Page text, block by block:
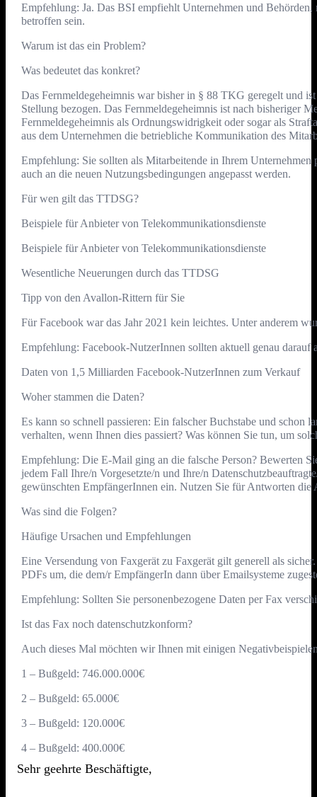
Empfehlung: Ja. Das BSI empfiehlt Unternehmen und
betroffen sein.
Warum ist das ein Problem?
Was bedeutet das konkret?
Das Fernmeldegeheimnis war bisher in § 88 TKG geregelt und
Stellung bezogen. Das Fernmeldegeheimnis ist nach bisheriger
Fernmeldegeheimnis als Ordnungswidrigkeit oder sogar als
aus dem Unternehmen die betriebliche Kommunikation des
Empfehlung: Sie sollten als Mitarbeitende in Ihrem
auch an die neuen Nutzungsbedingungen angepasst werden.
Für wen gilt das TTDSG?
Beispiele für Anbieter von Telekommunikationsdienste
Beispiele für Anbieter von Telekommunikationsdienste
Wesentliche Neuerungen durch das TTDSG
Tipp von den Avallon-Rittern für Sie
Für Facebook war das Jahr 2021 kein leichtes. Unter anderem
Empfehlung: Facebook-NutzerInnen sollten aktuell genau
Daten von 1,5 Milliarden Facebook-NutzerInnen zum Verkauf
Woher stammen die Daten?
Es kann so schnell passieren: Ein falscher Buchstabe und
verhalten, wenn Ihnen dies passiert? Was können Sie tun, um
Empfehlung: Die E-Mail ging an die falsche Person? Bewerten
jedem Fall Ihre/n Vorgesetzte/n und Ihre/n
gewünschten EmpfängerInnen ein. Nutzen Sie für Antworten
Was sind die Folgen?
Häufige Ursachen und Empfehlungen
Eine Versendung von Faxgerät zu Faxgerät gilt generell als
PDFs um, die dem/r EmpfängerIn dann über Emailsysteme
Empfehlung: Sollten Sie personenbezogene Daten per Fax
Ist das Fax noch datenschutzkonform?
Auch dieses Mal möchten wir Ihnen mit einigen
1 – Bußgeld: 746.000.000€
2 – Bußgeld: 65.000€
3 – Bußgeld: 120.000€
4 – Bußgeld: 400.000€
Sehr geehrte Beschäftigte,